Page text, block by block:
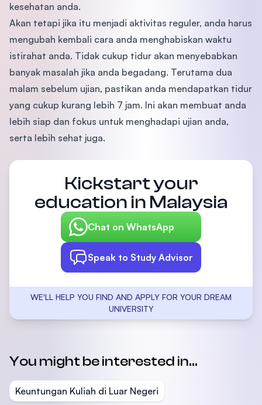
kesehatan anda.
Akan tetapi jika itu menjadi aktivitas reguler, anda harus
mengubah kembali cara anda menghabiskan waktu
istirahat anda. Tidak cukup tidur akan menyebabkan
banyak masalah jika anda begadang. Terutama dua
malam sebelum ujian, pastikan anda mendapatkan tidur
yang cukup kurang lebih 7 jam. Ini akan membuat anda
lebih siap dan fokus untuk menghadapi ujian anda,
serta lebih sehat juga.
Kickstart your
education in Malaysia
Chat on WhatsApp
Speak to Study Advisor
WE'LL HELP YOU FIND AND APPLY FOR YOUR DREAM
UNIVERSITY
You might be interested in...
Keuntungan Kuliah di Luar Negeri